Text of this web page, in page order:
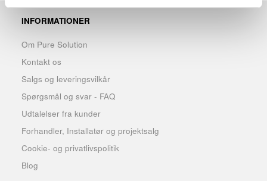
INFORMATIONER
Om Pure Solution
Kontakt os
Salgs og leveringsvilkår
Spørgsmål og svar - FAQ
Udtalelser fra kunder
Forhandler, Installatør og projektsalg
Cookie- og privatlivspolitik
Blog